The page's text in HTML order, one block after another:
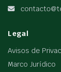
Legal
Avisos de
Marco Jurídico